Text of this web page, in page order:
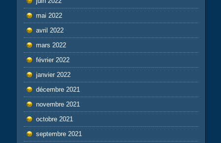
mai 2022
avril 2022
mars 2022
février 2022
janvier 2022
décembre 2021
novembre 2021
octobre 2021
septembre 2021